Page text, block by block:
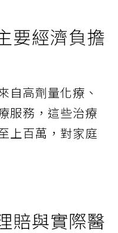
要經濟負擔
自高劑量化療、
服務，這些治療
上百萬，對家庭
賠與實際醫